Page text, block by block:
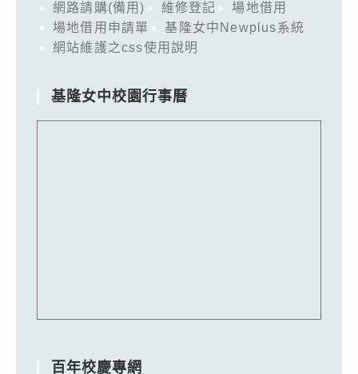
網路請購(備用)
維修登記
場地借用
場地借用申請單
基隆女中Newplus系統
網站維護之css使用說明
基隆女中校園行事曆
百年校慶專網